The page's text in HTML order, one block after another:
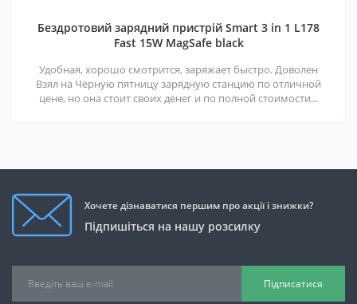
Бездротовий зарядний пристрій Smart 3 in 1 L178
Fast 15W MagSafe black
Удобная, хорошо смотрится, заряжает быстро. Доволен
Взял на Черную пятницу зарядную станцию по отличной
цене, но она стоит своих денег и по полной стоимости...
Хочете дізнаватися першим про акції і знижки?
Підпишіться на нашу розсилку
Підписатися